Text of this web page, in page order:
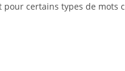
certains types de mots